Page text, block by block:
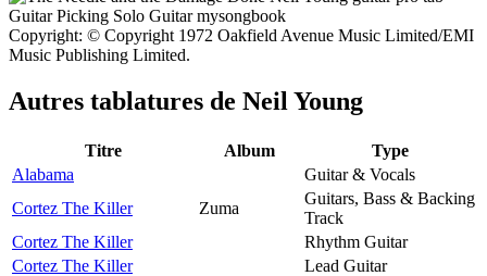
Copyright: © Copyright 1972 Oakfield Avenue Music Limited/EMI
Music Publishing Limited.
Autres tablatures de Neil Young
Titre Album
Type
Alabama
Guitar & Vocals
Cortez The Killer
Zuma
Guitars, Bass & Backing
Track
Cortez The Killer
Rhythm Guitar
Cortez The Killer
Lead Guitar